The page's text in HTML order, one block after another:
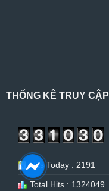
THỐNG KÊ TRUY CẬP
Hits Today : 2191
Total Hits : 1324049